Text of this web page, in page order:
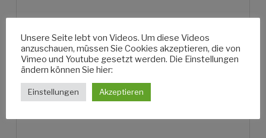
Name:
Unsere Seite lebt von Videos. Um diese Videos
anzuschauen, müssen Sie Cookies akzeptieren, die von
Vimeo und Youtube gesetzt werden. Die Einstellungen
ändern können Sie hier:
Einstellungen Akzeptieren